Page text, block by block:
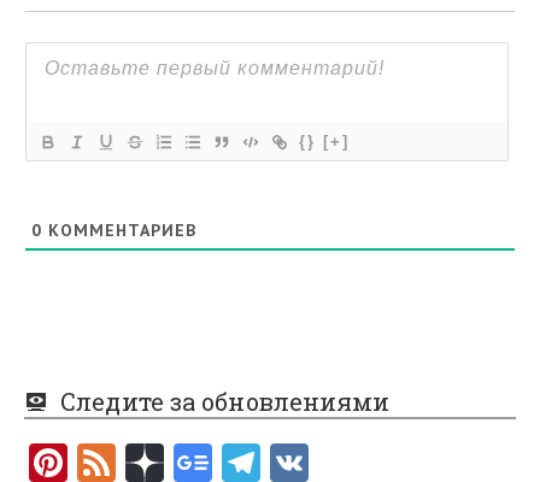
{} [+]
0 КОММЕНТАРИЕВ
Следите за обновлениями
Pi F